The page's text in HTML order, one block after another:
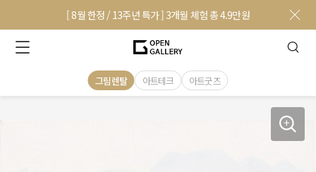
[ 8월 한정 / 13주년 특가 ] 3개월 체험 총 4.9만원
그림렌탈 아트테크 아트굿즈